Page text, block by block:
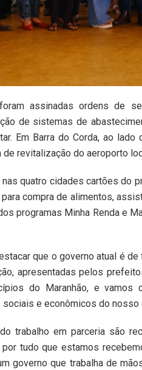
assinadas ordens de
de sistemas de
Em Barra do Corda, ao
de revitalização do aeroporto
quatro cidades cartões do
compra de alimentos,
programas Minha Renda e
que o governo atual é
apresentadas pelos
do Maranhão, e vamos
e econômicos do nosso
trabalho em parceria são
tudo que estamos
governo que trabalha de